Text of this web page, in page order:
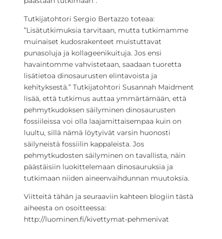
Tutkijatohtori Sergio Bertazzo toteaa:
”Lisätutkimuksia tarvitaan, mutta tutkimamme
muinaiset kudosrakenteet muistuttavat
punasoluja ja kollageenikuituja. Jos ensi
havaintomme vahvistetaan, saadaan tuoretta
lisätietoa dinosaurusten elintavoista ja
kehityksestä.” Tutkijatohtori Susannah Maidment
lisää, että tutkimus auttaa ymmärtämään, että
pehmytkudoksen säilyminen dinosaurusten
fossiileissa voi olla laajamittaisempaa kuin on
luultu, sillä nämä löytyivät varsin huonosti
säilyneistä fossiilin kappaleista. Jos
pehmytkudosten säilyminen on tavallista, näin
päästäisiin luokittelemaan dinosauruksia ja
tutkimaan niiden aineenvaihdunnan muutoksia.
Viitteitä tähän ja seuraaviin kahteen blogiin tästä
aiheesta on osoitteessa:
http://luominen.fi/kivettymat-pehmenivat